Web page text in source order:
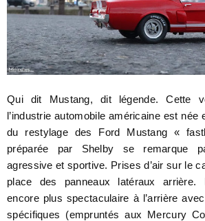
Qui dit Mustang, dit légende. Cette
l’industrie automobile américaine est née
du restylage des Ford Mustang «
préparée par Shelby se remarque
agressive et sportive. Prises d’air sur le
place des panneaux latéraux arrière.
encore plus spectaculaire à l’arrière
spécifiques (empruntés aux Mercury